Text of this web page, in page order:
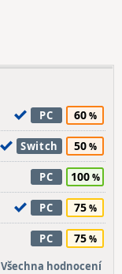
PC 60
Switch 50
PC 100
PC 75
PC 75
Všechna hodnocení